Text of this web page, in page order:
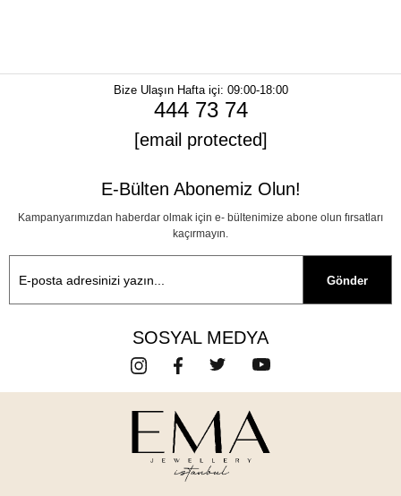
Bize Ulaşın
444 73 74
[email protected]
Hafta içi: 09:00-18:00
E-Bülten Abonemiz Olun!
Kampanyarımızdan haberdar olmak için e- bültenimize abone olun fırsatları
kaçırmayın.
Gönder
SOSYAL MEDYA